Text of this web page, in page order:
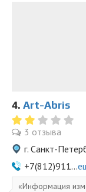
4. Art-Abris
3 отзыва
г. Санкт-
+7(812)911...
Информация